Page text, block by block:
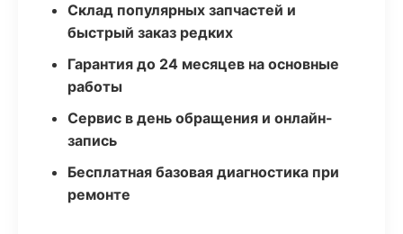
Склад популярных запчастей и
быстрый заказ редких
Гарантия до 24 месяцев на основные
работы
Сервис в день обращения и онлайн-
запись
Бесплатная базовая диагностика при
ремонте